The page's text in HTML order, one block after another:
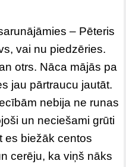
– Pēteris
vai nu piedzēries.
otrs. Nāca mājās pa
jau pārtraucu jautāt.
nebija ne runas
un neciešami grūti
es biežāk centos
cerēju, ka viņš nāks